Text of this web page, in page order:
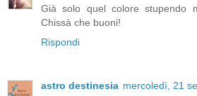
Già solo quel colore stupendo
Chissà che buoni!
Rispondi
astro destinesia mercoledì, 21